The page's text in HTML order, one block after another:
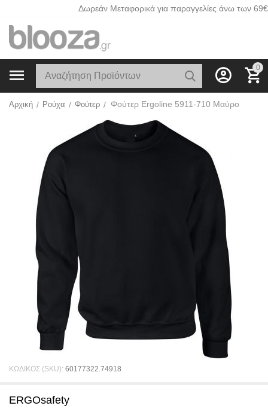
Δωρεάν Μεταφορικά για παραγγελίες άνω των 69€
0
Αρχική / Ρούχα / Φούτερ / Φούτερ Ergoline 5911-710 Μαύρο
ΚΩΔΙΚΟΣ (SKU): 60177322.74918
ERGOsafety